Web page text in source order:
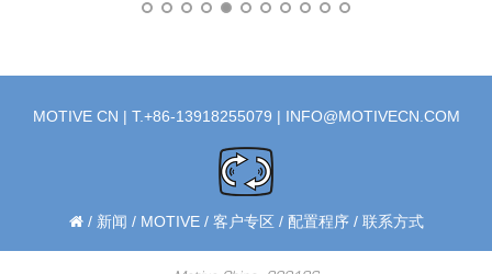
MOTIVE CN | T.+86-13918255079 | INFO@MOTIVECN.COM
/ 新闻 / MOTIVE/ 客户专区 / 配置程序/ 联系方式